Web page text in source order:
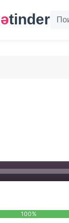
әtinder
100%